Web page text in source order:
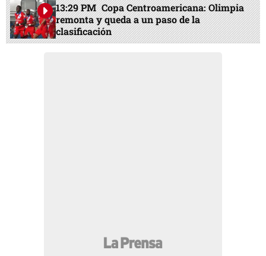
13:29 PM Copa Centroamericana: Olimpia
remonta y queda a un paso de la
clasificación